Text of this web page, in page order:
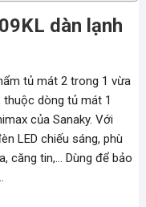
dàn lạnh
tủ mát 2 trong 1 vừa
dòng tủ mát 1
của Sanaky. Với
LED chiếu sáng, phù
căng tin,… Dùng để bảo